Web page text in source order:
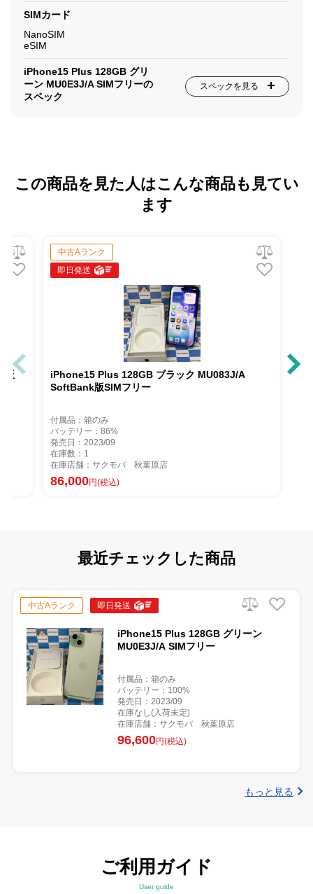
SIMカード
NanoSIM
eSIM
iPhone15 Plus 128GB グリ
ーン MU0E3J/A SIMフリーの
スペック
スペックを見る
この商品を見た人はこんな商品も見てい
ます
ブルー NU0D3J/A AU版
ているものが全てです。
iPhone15 Plus 128GB ブラ
最近チェックした商品
中古Aランク 即日発送
iPhone15 Plus 128GB グリーン
MU0E3J/A SIMフリー
付属品：箱のみ
バッテリー：100%
発売日：2023/09
在庫なし(入荷未定)
在庫店舗：サクモバ 秋葉原店
96,600円(税込)
もっと見る
ご利用ガイド
User guide